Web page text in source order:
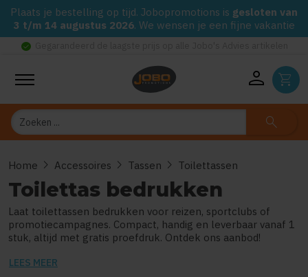
Plaats je bestelling op tijd. Jobopromotions is gesloten van
3 t/m 14 augustus 2026. We wensen je een fijne vakantie
check_circle
person shopping_cart
Zoeken search
Home chevron_right Accessoires chevron_right Tassen chevron_right Toilettassen
Toilettas bedrukken
Laat toilettassen bedrukken voor reizen, sportclubs of
promotiecampagnes. Compact, handig en leverbaar vanaf 1
stuk, altijd met gratis proefdruk. Ontdek ons aanbod!
LEES MEER